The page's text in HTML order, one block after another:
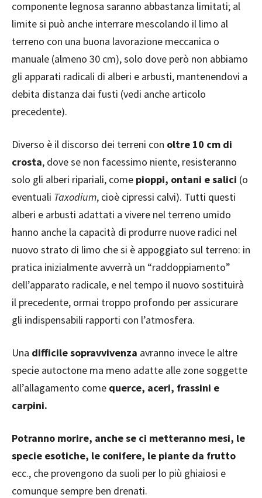
componente legnosa saranno abbastanza limitati; al
limite si può anche interrare mescolando il limo al
terreno con una buona lavorazione meccanica o
manuale (almeno 30 cm), solo dove però non abbiamo
gli apparati radicali di alberi e arbusti, mantenendovi a
debita distanza dai fusti (vedi anche articolo
precedente).
Diverso è il discorso dei terreni con oltre 10 cm di
crosta, dove se non facessimo niente, resisteranno
solo gli alberi ripariali, come pioppi, ontani e salici (o
eventuali Taxodium, cioè cipressi calvi). Tutti questi
alberi e arbusti adattati a vivere nel terreno umido
hanno anche la capacità di produrre nuove radici nel
nuovo strato di limo che si è appoggiato sul terreno: in
pratica inizialmente avverrà un “raddoppiamento”
dell’apparato radicale, e nel tempo il nuovo sostituirà
il precedente, ormai troppo profondo per assicurare
gli indispensabili rapporti con l’atmosfera.
Una difficile sopravvivenza avranno invece le altre
specie autoctone ma meno adatte alle zone soggette
all’allagamento come querce, aceri, frassini e
carpini.
Potranno morire, anche se ci metteranno mesi, le
specie esotiche, le conifere, le piante da frutto
ecc., che provengono da suoli per lo più ghiaiosi e
comunque sempre ben drenati.